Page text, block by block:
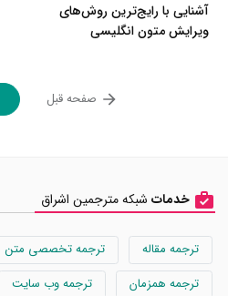
آشنایی با رایج‌ترین روش‌های
ویرایش متون انگلیسی
صفحه قبل
خدمات شبکه مترجمین اشراق
ترجمه مقاله ترجمه تخصصی متن
ترجمه همزمان
ترجمه وب سایت